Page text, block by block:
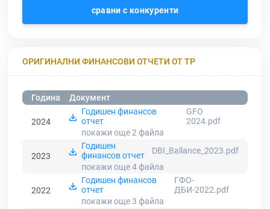
сравни с конкуренти
ОРИГИНАЛНИ ФИНАНСОВИ ОТЧЕТИ ОТ ТР
Година Документ
2024
Годишен финансов
отчет
GFO
2024.pdf
покажи още 2файла
2023
Годишен
финансов отчет
DBI_Ballance_2023.pdf
покажи още 4файла
2022
Годишен финансов
отчет
ГФО-
ДБИ-2022.pdf
покажи още 3 файла